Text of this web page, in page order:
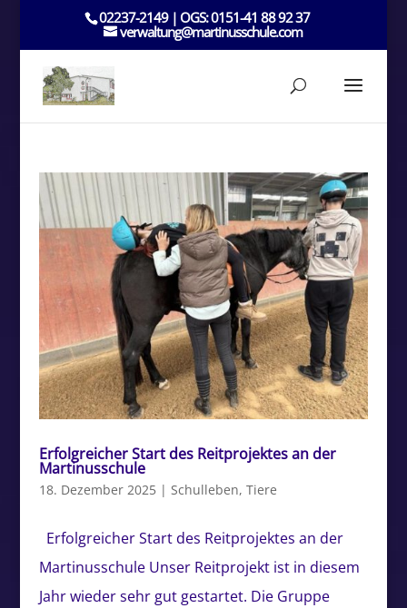
02237-2149 | OGS: 0151-41 88 92 37
verwaltung@martinusschule.com
Erfolgreicher Start des Reitprojektes an der
Martinusschule
18. Dezember 2025| Schulleben, Tiere
Erfolgreicher Start des Reitprojektes an der
Martinusschule Unser Reitprojekt ist in diesem
Jahr wieder sehr gut gestartet. Die Gruppe